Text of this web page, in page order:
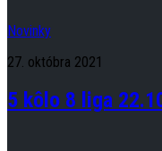
Novinky
27. októbra 2021
5 kôlo 8 liga